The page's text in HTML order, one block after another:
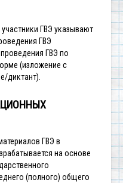
ГВЭ указывают
ГВЭ
ГВЭ по
(изложение с
диктант).
ГВЭ в
на основе
(полного) общего